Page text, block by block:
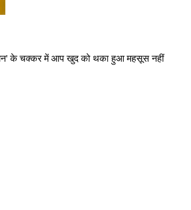
के चक्कर में आप खुद को थका हुआ महसूस नहीं